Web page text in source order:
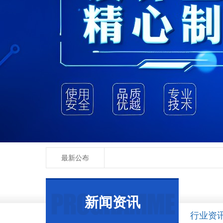
最新公布
新闻资讯
行业资